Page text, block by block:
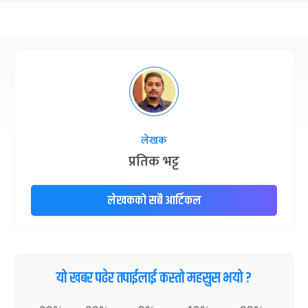
Dec 25, 2026
Jan 11, 2027
शुक्र माघ १, २०८३-Jan 15, 2027
लेखक
प्रतिक भट्ट
लेखकको सबै आर्टिकल
यो खबर पढेर तपाईलाई कस्तो महसुस भयो ?